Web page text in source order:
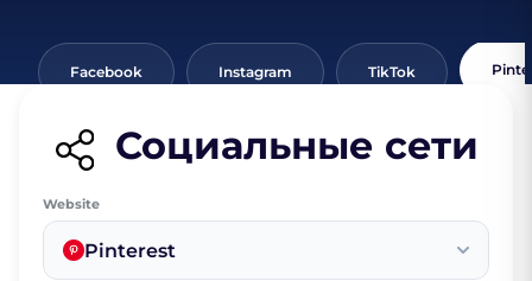
Facebook Instagram TikTok
Социальные сети
Website
Pinterest